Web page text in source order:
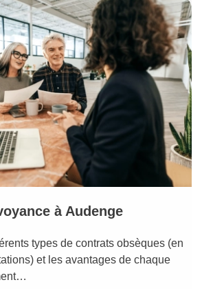
à Audenge
types de contrats obsèques (en
et les avantages de chaque